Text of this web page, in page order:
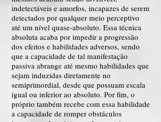
indetectáveis e amorfos, incapazes de serem
detectados por qualquer meio perceptivo
até um nível quase-absoluto. Essa técnica
absoluta acaba por impedir a progressão
dos efeitos e habilidades adversos, sendo
que a capacidade de tal manifestação
passiva abrange até mesmo habilidades que
sejam induzidas diretamente no
semiprimordial, desde que possuam escala
igual ou inferior ao absoluto. Por fim, o
próprio também recebe com essa habilidade
a capacidade de romper obstáculos